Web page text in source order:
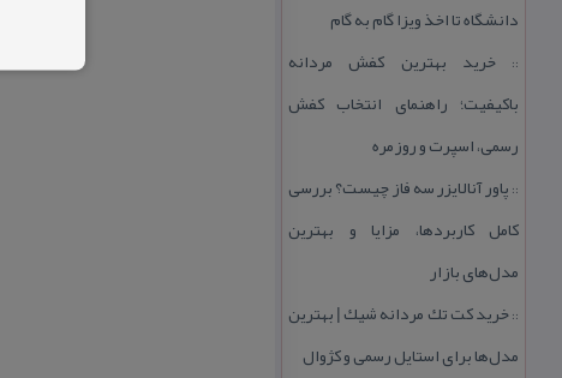
دانشگاه تا اخذ ویزا گام به گام
::خرید بهترین كفش مردانه
باكیفیت؛ راهنمای انتخاب كفش
رسمی، اسپرت و روزمره
:: پاور آنالایزر سه فاز چیست؟ بررسی
كامل كاربردها، مزایا و بهترین
مدل‌های بازار
::خرید كت تك مردانه شیك | بهترین
مدل‌ها برای استایل رسمی و كژوال